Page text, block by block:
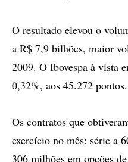
O resultado elevou o
a R$ 7,9 bilhões, maior
2009. O Ibovespa à vista
0,32%, aos 45.272 pontos.
Os contratos que
exercício no mês: série a
306 milhões em opções